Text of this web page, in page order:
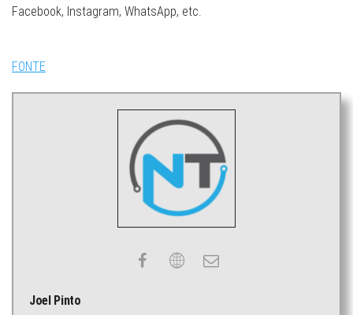
Facebook, Instagram, WhatsApp, etc.
FONTE
Joel Pinto